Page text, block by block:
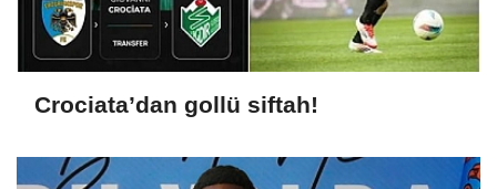
Crociata’dan gollü siftah!